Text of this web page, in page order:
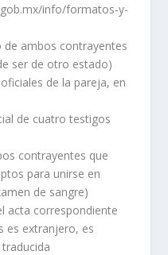
info/formatos-y-
de ambos contrayentes
ser de otro estado)
de la pareja, en
de cuatro testigos
contrayentes que
para unirse en
de sangre)
acta correspondiente
es extranjero, es